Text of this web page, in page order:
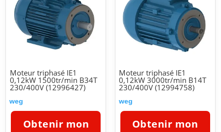
Moteur triphasé IE1
0,12kW 1500tr/min B34T
230/400V (12996427)
weg
Obtenir mon
Moteur triphasé IE1
0,12kW 3000tr/min B14T
230/400V (12994758)
weg
Obtenir mon